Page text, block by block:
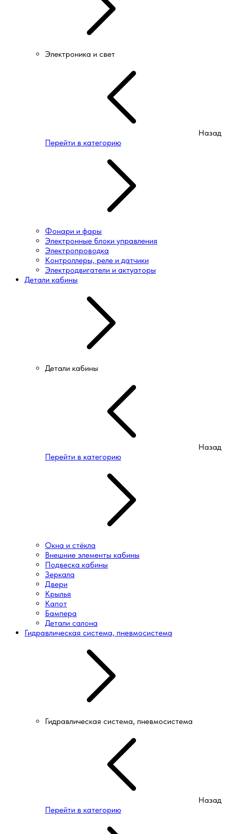
Электроника и свет
Назад
Перейти в категорию
Фонари и фары
Электронные блоки управления
Электропроводка
Контроллеры, реле и датчики
Электродвигатели и актуаторы
Детали кабины
Детали кабины
Назад
Перейти в категорию
Окна и стёкла
Внешние элементы кабины
Подвеска кабины
Зеркала
Двери
Крылья
Капот
Бампера
Детали салона
Гидравлическая система, пневмосистема
Гидравлическая система, пневмосистема
Назад
Перейти в категорию